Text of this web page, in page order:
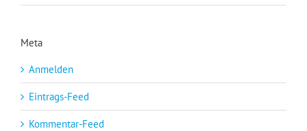
Meta
Anmelden
Eintrags-Feed
Kommentar-Feed